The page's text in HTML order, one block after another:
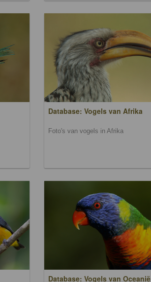
Database: Vogels van Afrika
Foto's van vogels in Afrika
Database: Vogels van Oceanië